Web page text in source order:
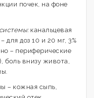
почек, на фоне
канальцевая
для доз 10 и 20 мг, 3%
– периферические
боль внизу живота,
– кожная сыпь,